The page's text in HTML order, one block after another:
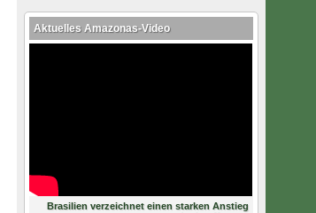
Aktuelles Amazonas-Video
Brasilien verzeichnet einen starken Anstieg